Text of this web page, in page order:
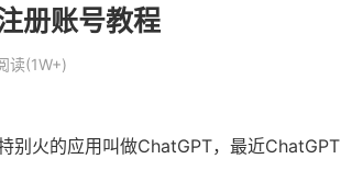
册账号教程
读(1W+)
别火的应用叫做ChatGPT，最近ChatGPT